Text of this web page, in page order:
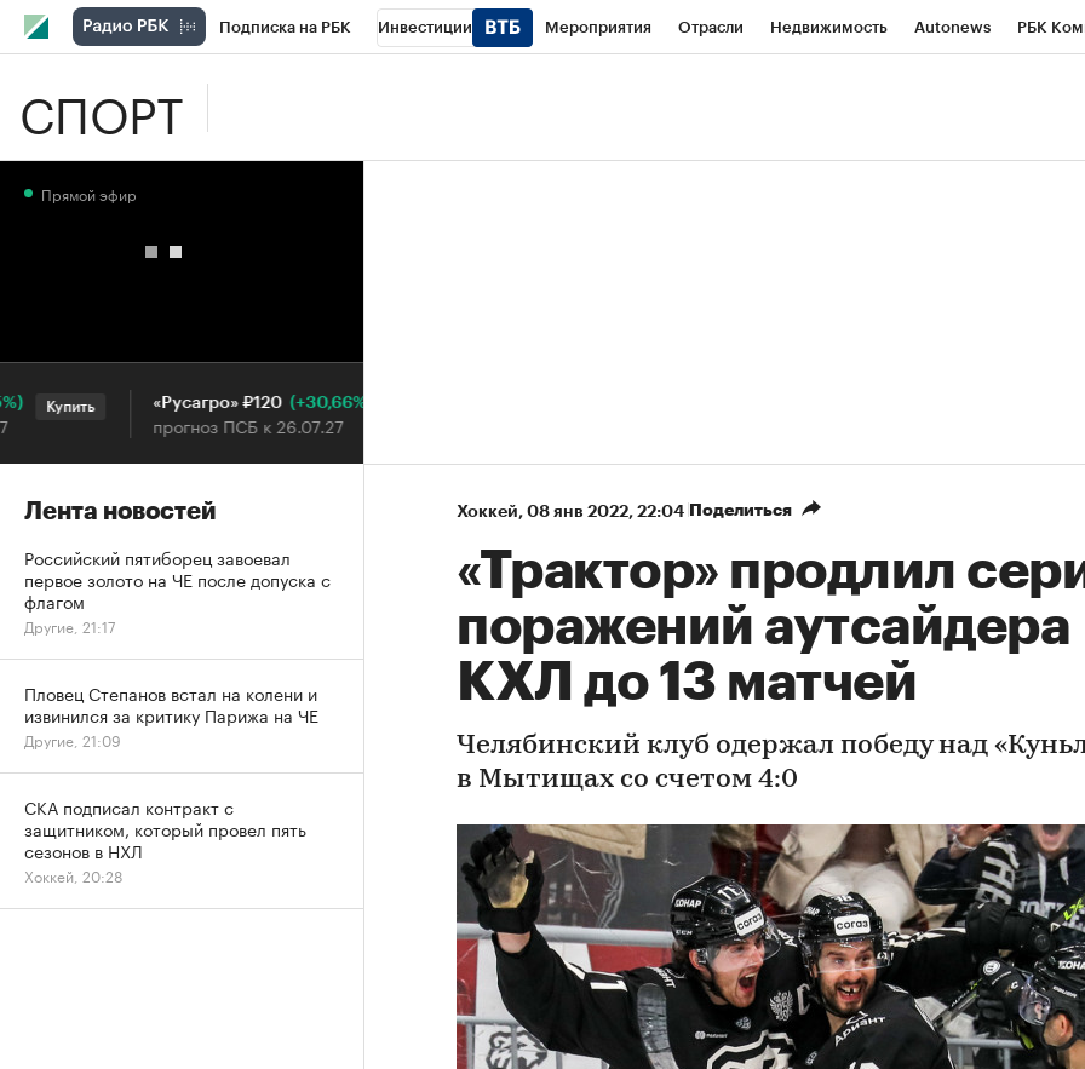
Подписка на РБК Инвестиции Мероприятия Отрасли Недвижимость Autonews РБК
СПОРТ
Хоккей⁠, 08 янв 2022, 22:04 Поделиться
«Трактор» продлил
поражений аутсайдера
КХЛ до 13 матчей
Челябинский клуб одержал победу над
в Мытищах со счетом 4:0
Прямой эфир
Купить «Русагро» ₽120 (+30,66%)
прогноз ПСБ к 26.07.27
Лента новостей
Российский пятиборец завоевал
первое золото на ЧЕ после допуска с
флагом
Другие, 21:17
Пловец Степанов встал на колени и
извинился за критику Парижа на ЧЕ
Другие, 21:09
СКА подписал контракт с
защитником, который провел пять
сезонов в НХЛ
Хоккей, 20:28